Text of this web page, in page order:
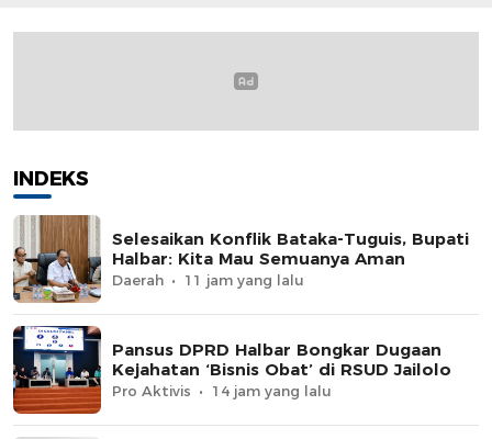
INDEKS
Selesaikan Konflik Bataka-Tuguis, Bupati
Halbar: Kita Mau Semuanya Aman
Daerah 11 jam yang lalu
Pansus DPRD Halbar Bongkar Dugaan
Kejahatan ‘Bisnis Obat’ di RSUD Jailolo
Pro Aktivis 14 jam yang lalu